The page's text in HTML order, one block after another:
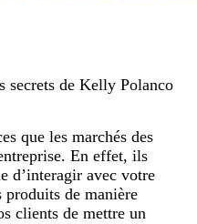
secrets de Kelly Polanco
que les marchés des
En effet, ils
d’interagir avec votre
produits de manière
clients de mettre un
de Kelly